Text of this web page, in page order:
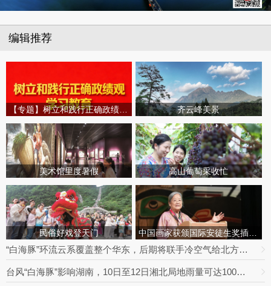
编辑推荐
齐云峰美景
美术馆里度暑假 高山葡萄采收忙
民俗好戏登天门
“白海豚”环流云系覆盖整个华东，后期将联手冷空气给北方制造极端降雨
台风“白海豚”影响湖南，10日至12日湘北局地雨量可达100毫米